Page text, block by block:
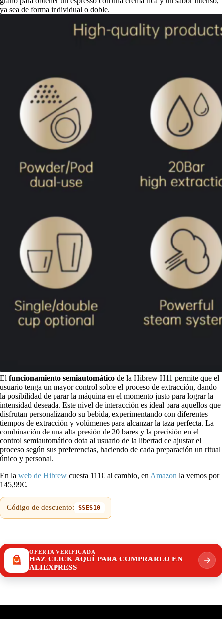
ya sea de forma individual o doble.
El funcionamiento semiautomático de la Hibrew H11 permite que el
usuario tenga un mayor control sobre el proceso de extracción, dando
la posibilidad de parar la máquina en el momento justo para lograr la
intensidad deseada. Este nivel de interacción es ideal para aquellos que
disfrutan personalizando su bebida, experimentando con diferentes
tiempos de extracción y volúmenes para alcanzar la taza perfecta. La
combinación de una alta presión de 20 bares y la precisión en el
control semiautomático dota al usuario de la libertad de ajustar el
proceso según sus preferencias, haciendo de cada preparación un ritual
único y personal.
En la web de Hibrew cuesta 111€ al cambio, en Amazon la vemos por
145,99€.
Código de descuento: SSES10
OFERTA VERIFICADA
HAZ CLICK AQUÍ PARA COMPRARLO EN
ALIEXPRESS